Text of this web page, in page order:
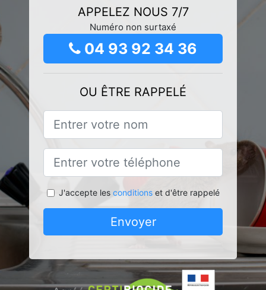
APPELEZ NOUS 7/7
Numéro non surtaxé
04 93 92 34 36
OU ÊTRE RAPPELÉ
J'accepte les conditionset d'être rappelé
Envoyer